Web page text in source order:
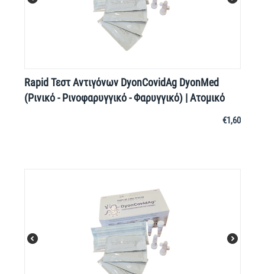
Rapid Τεστ Αντιγόνων DyonCovidAg DyonMed
(Ρινικό - Ρινοφαρυγγικό - Φαρυγγικό) | Ατομικό
€1,60